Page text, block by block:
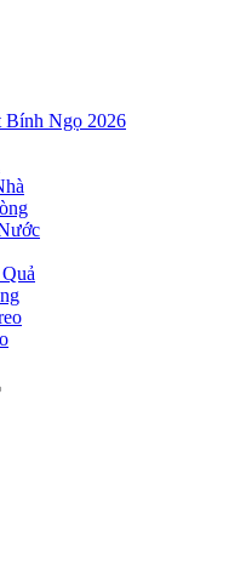
Bính Ngọ 2026